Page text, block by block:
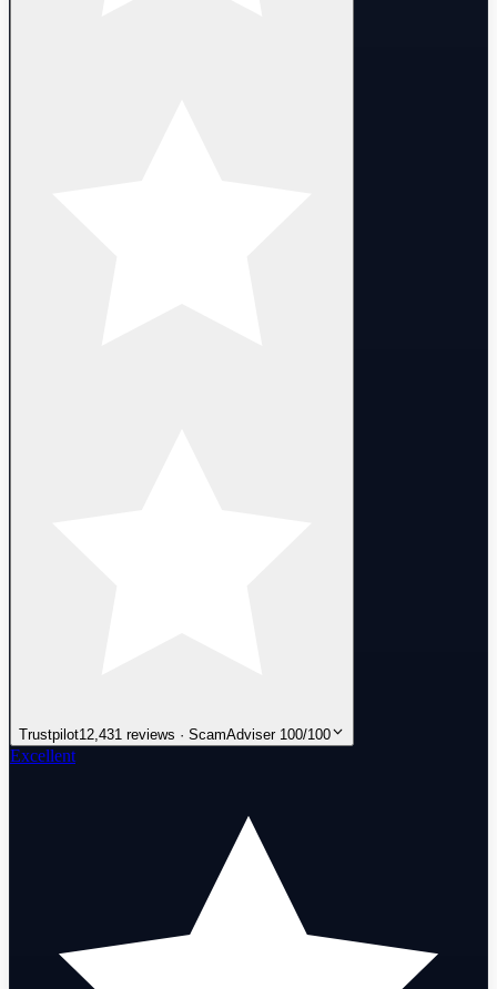
Trustpilot12,431 reviews · ScamAdviser 100/100
Excellent